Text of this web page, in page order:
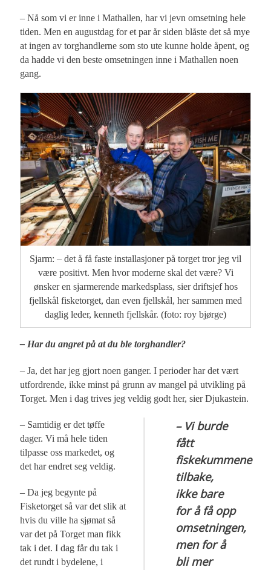
– Nå som vi er inne i Mathallen, har vi jevn omsetning hele
tiden. Men en augustdag for et par år siden blåste det så mye
at ingen av torghandlerne som sto ute kunne holde åpent, og
da hadde vi den beste omsetningen inne i Mathallen noen
gang.
Sjarm: – det å få faste installasjoner på torget tror jeg vil
være positivt. Men hvor moderne skal det være? Vi
ønsker en sjarmerende markedsplass, sier driftsjef hos
fjellskål fisketorget, dan even fjellskål, her sammen med
daglig leder, kenneth fjellskår. (foto: roy bjørge)
– Har du angret på at du ble torghandler?
– Ja, det har jeg gjort noen ganger. I perioder har det vært
utfordrende, ikke minst på grunn av mangel på utvikling på
Torget. Men i dag trives jeg veldig godt her, sier Djukastein.
– Vi burde
fått
fiskekummene
tilbake,
ikke bare
for å få opp
omsetningen,
men for å
bli mer
– Samtidig er det tøffe
dager. Vi må hele tiden
tilpasse oss markedet, og
det har endret seg veldig.
– Da jeg begynte på
Fisketorget så var det slik at
hvis du ville ha sjømat så
var det på Torget man fikk
tak i det. I dag får du tak i
det rundt i bydelene, i